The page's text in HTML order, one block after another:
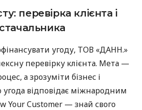
перевірка клієнта і
угоду, ТОВ «ДАНН.»
перевірку клієнта. Мета —
а зрозуміти бізнес і
відповідає міжнародним
Your Customer — знай свого